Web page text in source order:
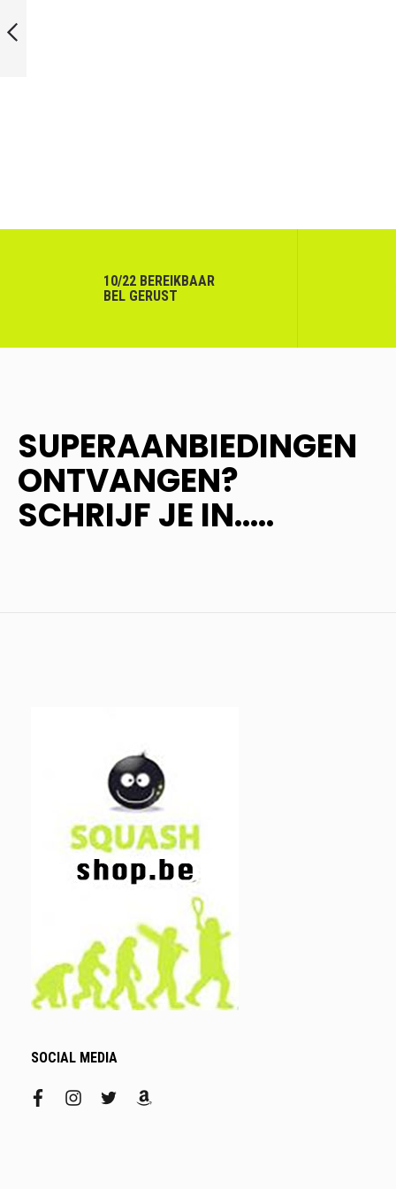
10/22 BEREIKBAAR
BEL GERUST
SUPERAANBIEDINGEN
ONTVANGEN?
SCHRIJF JE IN.....
SOCIAL MEDIA
facebookinstagram
twitteramazon